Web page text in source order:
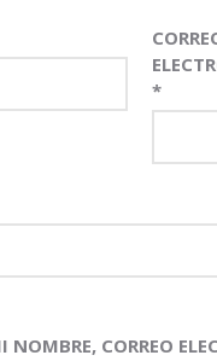
*
NOMBRE, CORREO